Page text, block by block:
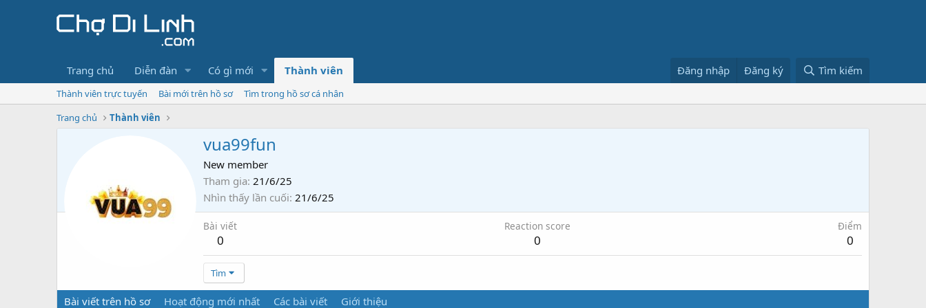
Trang chủ Diễn đàn Có gì mới Thành viên Đăng nhập Đăng ký Tìm kiếm
Thành viên trực tuyến Bài mới trên hồ sơ
Tìm trong hồ sơ cá nhân
Trang chủ
Thành viên
vua99fun
New member
Tham gia 21/6/25
Nhìn thấy lần cuối 21/6/25
Bài viết
0
Reaction score
0
Điểm
0
Tìm
Bài viết trên hồ sơ Hoạt động mới nhất Các bài viết Giới thiệu